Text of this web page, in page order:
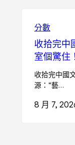
分數
收拾完中
室個驚住！
收拾完中國
源：“藝…
8 月 7,